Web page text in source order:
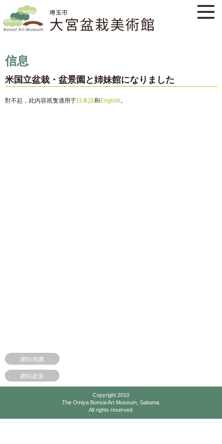
信息
米国立盆栽・盆景園と姉妹館になりました
對不起，此內容祇隻適用于日本語和English 。
網站地圖
網站政策
Copyright 2010
The Omiya Bonsai Art Museum, Saitama.
All rights reserved.